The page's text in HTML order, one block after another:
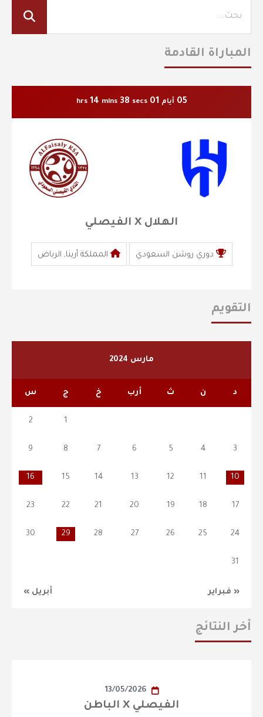
المباراة القادمة
05 أيام 01
hrs 14 mins 37 secs
الهلال X الفيصلي
دوري روشن السعودي المملكة أرينا, الرياض
التقويم
مارس 2024
د ن ث أرب خ ج س
« فبراير أبريل »
1
2
3
4
5
6
7
8
9
10
11
12
13
14
15
16
17
18
19
20
21
22
23
24
25
26
27
28
29
30
31
أخر النتائج
13/05/2026
الفيصلي X الباطن